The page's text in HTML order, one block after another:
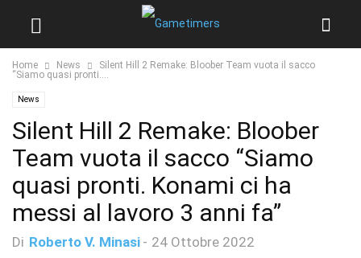
Home News
Silent Hill 2 Remake: Bloober Team vuota il sacco
“Siamo quasi pronti....
News
Silent Hill 2 Remake: Bloober
Team vuota il sacco “Siamo
quasi pronti. Konami ci ha
messi al lavoro 3 anni fa”
Di Roberto V. Minasi - 24 Ottobre 2022